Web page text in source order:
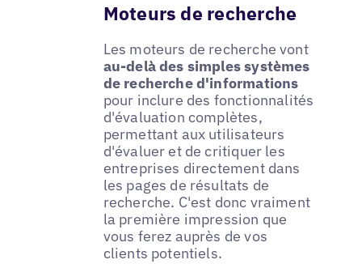
Moteurs de recherche
Les moteurs de recherche vont
au-delà des simples systèmes
de recherche d'informations
pour inclure des fonctionnalités
d'évaluation complètes,
permettant aux utilisateurs
d'évaluer et de critiquer les
entreprises directement dans
les pages de résultats de
recherche. C'est donc vraiment
la première impression que
vous ferez auprès de vos
clients potentiels.